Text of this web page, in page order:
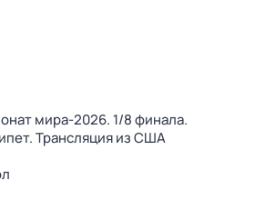
мира-2026. 1/8 финала.
Трансляция из США